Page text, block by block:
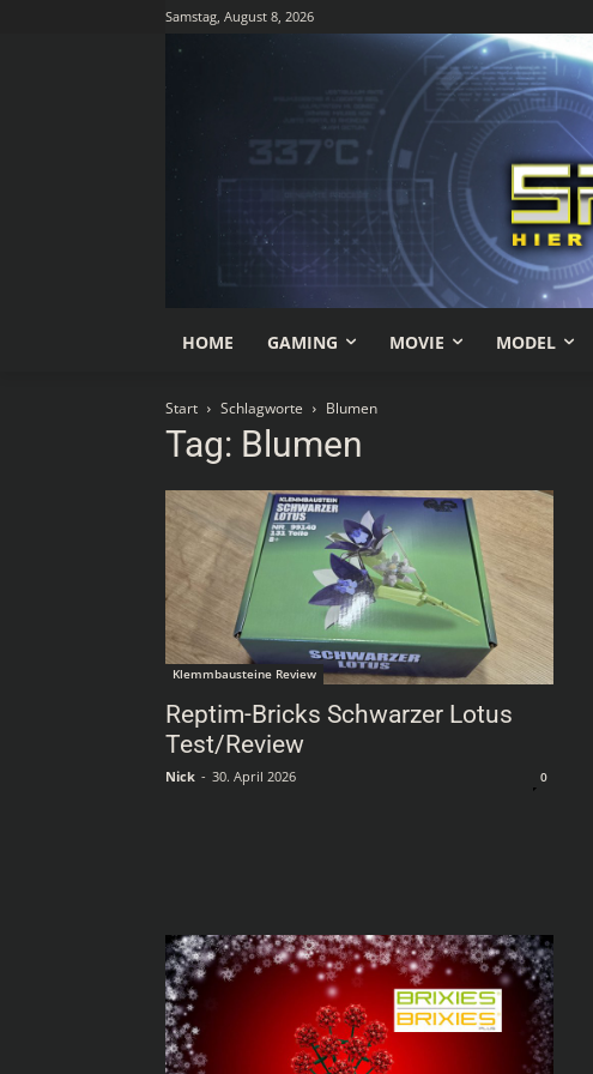
Samstag, August 8, 2026
HOME GAMING MOVIE MODEL
Start Schlagworte Blumen
Tag: Blumen
Klemmbausteine Review
Reptim-Bricks Schwarzer Lotus
Test/Review
Nick - 30. April 2026 0